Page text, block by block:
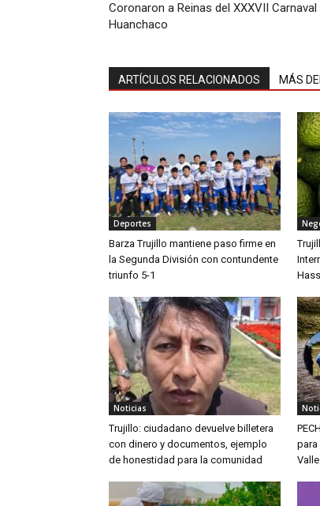
Coronaron a Reinas del XXXVII Carnaval
Huanchaco
ARTÍCULOS RELACIONADOS MÁS
Deportes
Barza Trujillo mantiene paso firme en
la Segunda División con contundente
triunfo 5-1
Noticias
Trujillo: ciudadano devuelve billetera
con dinero y documentos, ejemplo
de honestidad para la comunidad
para